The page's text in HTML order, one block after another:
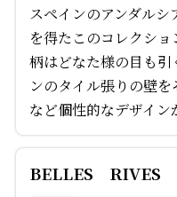
スペインのアンダル
を得たこのコレクシ
柄はどなた様の目も引
ンのタイル張りの壁
など個性的なデザイン
BELLES RIVES